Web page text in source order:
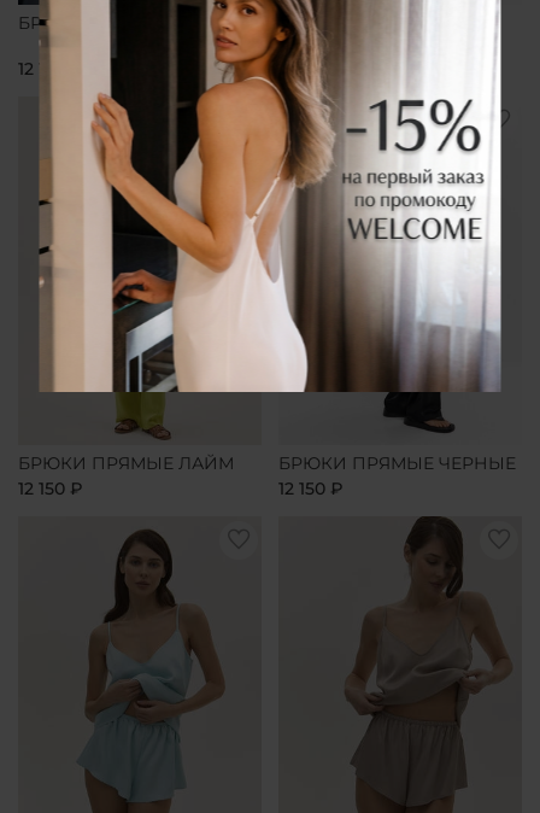
БРЮКИ ПРЯМЫЕ БЕЛЫЕ
12 150 ₽
БРЮКИ ПРЯМЫЕ
РОЗОВЫЕ
12 150 ₽
БРЮКИ ПРЯМЫЕ ЛАЙМ
12 150 ₽
БРЮКИ ПРЯМЫЕ ЧЕРНЫЕ
12 150 ₽